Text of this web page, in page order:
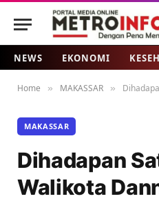
NEWS EKONOMI
Home » MAKASSAR » Dihadapan Satpol
MAKASSAR
Dihadapan
Walikota